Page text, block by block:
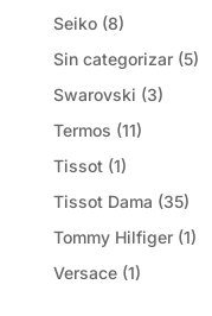
Seiko (8)
Sin categorizar (5)
Swarovski (3)
Termos (11)
Tissot (1)
Tissot Dama (35)
Tommy Hilfiger (1)
Versace (1)